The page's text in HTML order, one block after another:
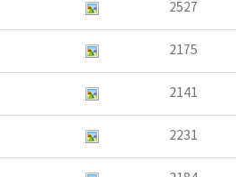
2527
2175
2141
2231